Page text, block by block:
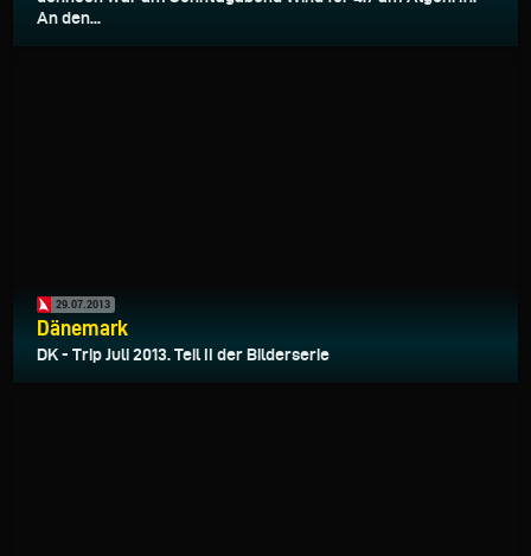
An den...
29.07.2013
Dänemark
DK - Trip Juli 2013. Teil II der Bilderserie